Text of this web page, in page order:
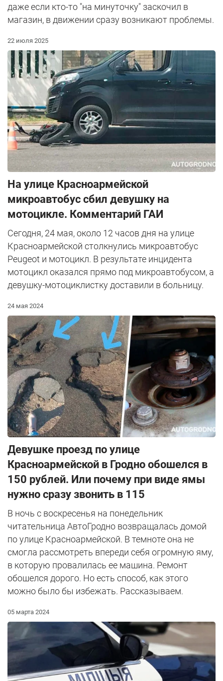
даже если кто-то "на минуточку" заскочил в
магазин, в движении сразу возникают проблемы.
22 июля 2025
На улице Красноармейской
микроавтобус сбил девушку на
мотоцикле. Комментарий ГАИ
Сегодня, 24 мая, около 12 часов дня на улице
Красноармейской столкнулись микроавтобус
Peugeot и мотоцикл. В результате инцидента
мотоцикл оказался прямо под микроавтобусом, а
девушку-мотоциклистку доставили в больницу.
24 мая 2024
Девушке проезд по улице
Красноармейской в Гродно обошелся в
150 рублей. Или почему при виде ямы
нужно сразу звонить в 115
В ночь с воскресенья на понедельник
читательница АвтоГродно возвращалась домой
по улице Красноармейской. В темноте она не
смогла рассмотреть впереди себя огромную яму,
в которую провалилась ее машина. Ремонт
обошелся дорого. Но есть способ, как этого
можно было бы избежать. Рассказываем.
05 марта 2024